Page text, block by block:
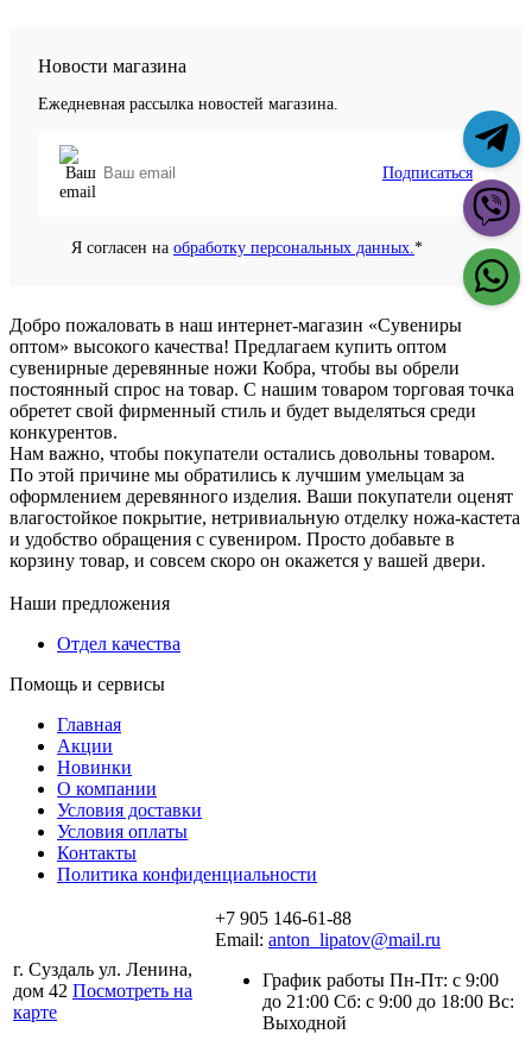
Новости магазина
Ежедневная рассылка новостей магазина.
Подписаться
Я согласен на обработку персональных данных. *
Добро пожаловать в наш интернет-магазин «Сувениры
оптом» высокого качества! Предлагаем купить оптом
сувенирные деревянные ножи Кобра, чтобы вы обрели
постоянный спрос на товар. С нашим товаром торговая точка
обретет свой фирменный стиль и будет выделяться среди
конкурентов.
Нам важно, чтобы покупатели остались довольны товаром.
По этой причине мы обратились к лучшим умельцам за
оформлением деревянного изделия. Ваши покупатели оценят
влагостойкое покрытие, нетривиальную отделку ножа-кастета
и удобство обращения с сувениром. Просто добавьте в
корзину товар, и совсем скоро он окажется у вашей двери.
Наши предложения
Отдел качества
Помощь и сервисы
Главная
Акции
Новинки
О компании
Условия доставки
Условия оплаты
Контакты
Политика конфиденциальности
г. Суздаль ул. Ленина,
дом 42 Посмотреть на
карте
+7 905 146-61-88
Email: anton_lipatov@mail.ru
График работы Пн-Пт: с 9:00
до 21:00 Сб: с 9:00 до 18:00 Вс:
Выходной